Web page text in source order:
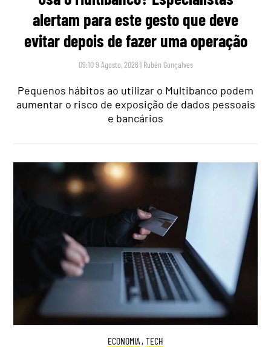
alertam para este gesto que deve
evitar depois de fazer uma operação
09:10 9 Agosto, 2026 | Rubén Gonçalves
Pequenos hábitos ao utilizar o Multibanco podem
aumentar o risco de exposição de dados pessoais
e bancários
ECONOMIA , TECH